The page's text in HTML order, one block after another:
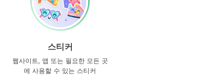
스티커
웹사이트, 앱 또는 필요한 모든 곳
에 사용할 수 있는 스티커